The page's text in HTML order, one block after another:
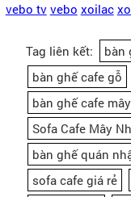
vebo tv vebo xoilac
Tag liên kết: bàn
bàn ghế cafe gỗ
bàn ghế cafe
Sofa Cafe Mây
bàn ghế quán
sofa cafe giá rẻ